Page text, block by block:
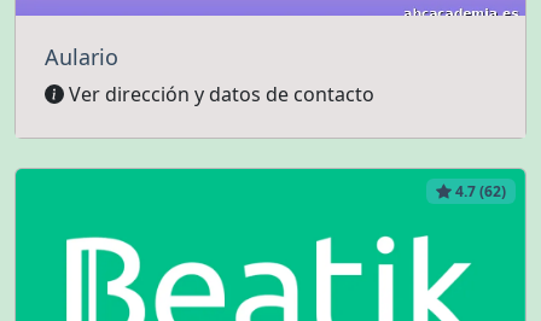
Aulario
Ver dirección y datos de contacto
4.7 (62)